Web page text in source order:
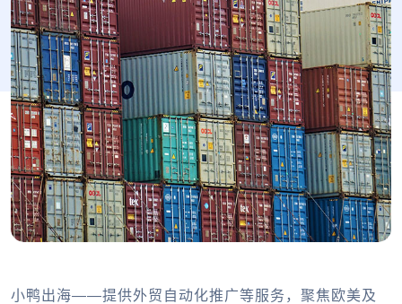
小鸭出海——提供外贸自动化推广等服务，聚焦欧美及